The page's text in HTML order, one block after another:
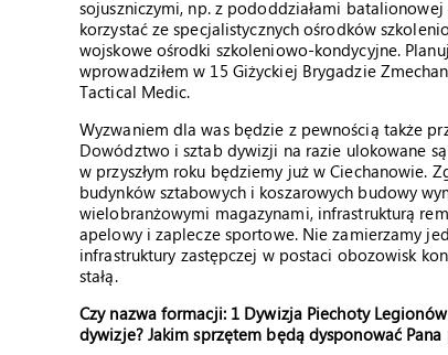
sojuszniczymi, np. z pododdziałami
korzystać ze specjalistycznych ośrodków
wojskowe ośrodki szkoleniowo-kondycyjne.
wprowadziłem w 15 Giżyckiej Brygadzie
Tactical Medic.
Wyzwaniem dla was będzie z pewnością także
Dowództwo i sztab dywizji na razie ulokowane
w przyszłym roku będziemy już w Ciechanowie.
budynków sztabowych i koszarowych budowy
wielobranżowymi magazynami, infrastrukturą
apelowy i zaplecze sportowe. Nie zamierzamy
infrastruktury zastępczej w postaci obozowisk
stałą.
Czy nazwa formacji: 1 Dywizja Piechoty
dywizje? Jakim sprzętem będą dysponować Pana